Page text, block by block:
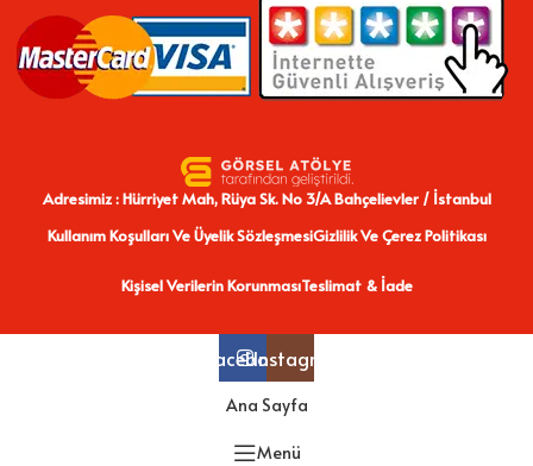
Adresimiz : Hürriyet Mah, Rüya Sk. No 3/A Bahçelievler / İstanbul
Kullanım Koşulları Ve Üyelik SözleşmesiGizlilik Ve Çerez Politikası
Kişisel Verilerin KorunmasıTeslimat & İade
FacebookInstagram
Ana Sayfa
Menü